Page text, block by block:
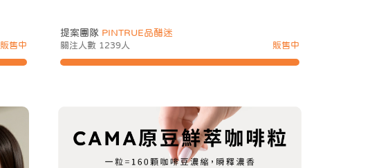
販售中
提案團隊 PINTRUE品醋迷
關注人數 1239人 販售中